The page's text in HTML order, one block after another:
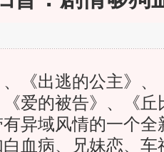
出逃的公主》、
《爱的被告》、《
有异域风情的一个
血病、兄妹恋、车